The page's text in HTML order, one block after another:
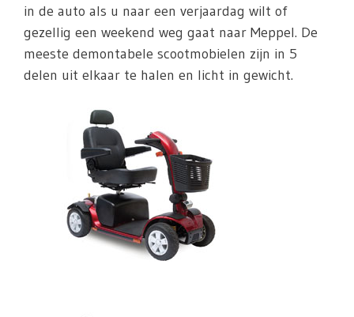
in de auto als u naar een verjaardag wilt of
gezellig een weekend weg gaat naar Meppel. De
meeste demontabele scootmobielen zijn in 5
delen uit elkaar te halen en licht in gewicht.